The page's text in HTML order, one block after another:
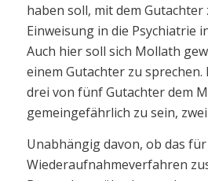
haben soll, mit dem
Einweisung in die Psychiatrie
Auch hier soll sich Mollath
einem Gutachter zu sprechen.
drei von fünf Gutachter dem
gemeingefährlich zu sein,
Unabhängig davon, ob das für
Wiederaufnahmeverfahren